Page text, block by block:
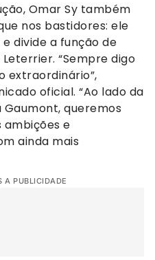
Omar Sy também
nos bastidores: ele
divide a função de
“Sempre digo
extraordinário”,
oficial. “Ao lado da
Gaumont, queremos
ambições e
ainda mais
A PUBLICIDADE